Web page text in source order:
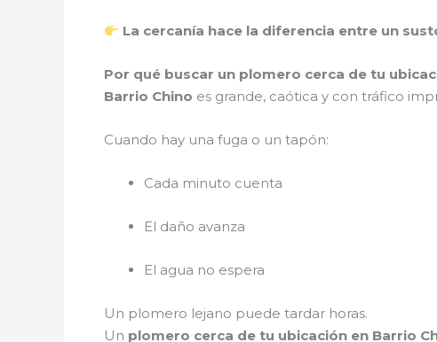
La cercanía hace la diferencia entre un
Por qué buscar un plomero cerca de tu
Barrio Chino es grande, caótica y con tráfico
Cuando hay una fuga o un tapón:
Cada minuto cuenta
El daño avanza
El agua no espera
Un plomero lejano puede tardar horas.
Un plomero cerca de tu ubicación en Barrio